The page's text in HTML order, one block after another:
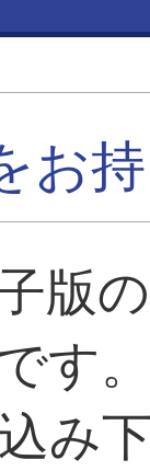
お
版
す
み